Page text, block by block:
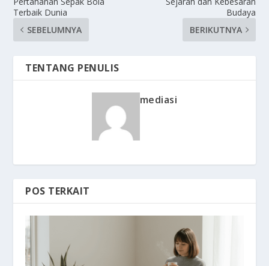
Terbaik Dunia
SEBELUMNYA
Budaya
BERIKUTNYA
TENTANG PENULIS
mediasi
POS TERKAIT